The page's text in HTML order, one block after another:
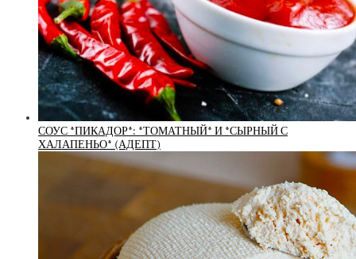
СОУС *ПИКАДОР*: *ТОМАТНЫЙ* И *СЫРНЫЙ С
ХАЛАПЕНЬО* (АДЕПТ)